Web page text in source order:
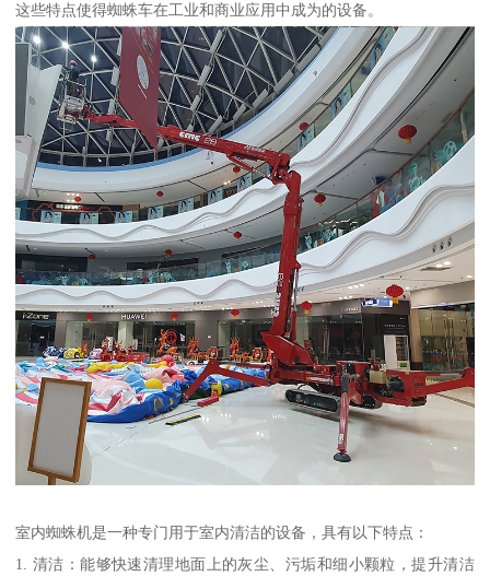
这些特点使得蜘蛛车在工业和商业应用中成为的设备。
室内蜘蛛机是一种专门用于室内清洁的设备，具有以下特点：
1. 清洁：能够快速清理地面上的灰尘、污垢和细小颗粒，提升清洁